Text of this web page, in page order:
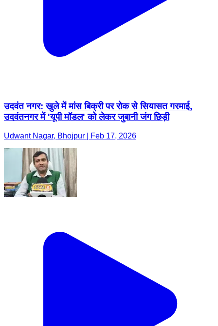
उदवंत नगर: खुले में मांस बिक्री पर रोक से सियासत गरमाई,
उदवंतनगर में 'यूपी मॉडल' को लेकर जुबानी जंग छिड़ी
Udwant Nagar, Bhojpur | Feb 17, 2026